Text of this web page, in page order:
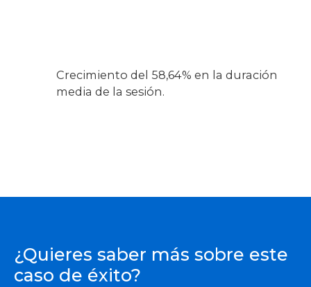
Crecimiento del 58,64% en la duración
media de la sesión.
¿Quieres saber más sobre este
caso de éxito?